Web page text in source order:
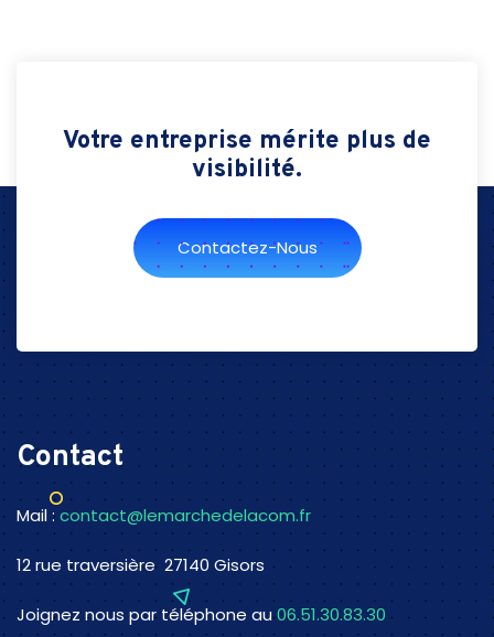
Votre entreprise mérite plus de
visibilité.
Contactez-Nous
Contact
Mail :contact@lemarchedelacom.fr
12 rue traversière 27140 Gisors
Joignez nous par téléphone au06.51.30.83.30